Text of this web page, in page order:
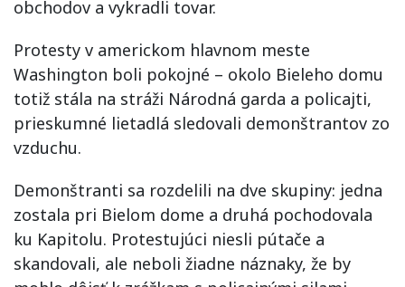
obchodov a vykradli tovar.
Protesty v americkom hlavnom meste
Washington boli pokojné – okolo Bieleho domu
totiž stála na stráži Národná garda a policajti,
prieskumné lietadlá sledovali demonštrantov zo
vzduchu.
Demonštranti sa rozdelili na dve skupiny: jedna
zostala pri Bielom dome a druhá pochodovala
ku Kapitolu. Protestujúci niesli pútače a
skandovali, ale neboli žiadne náznaky, že by